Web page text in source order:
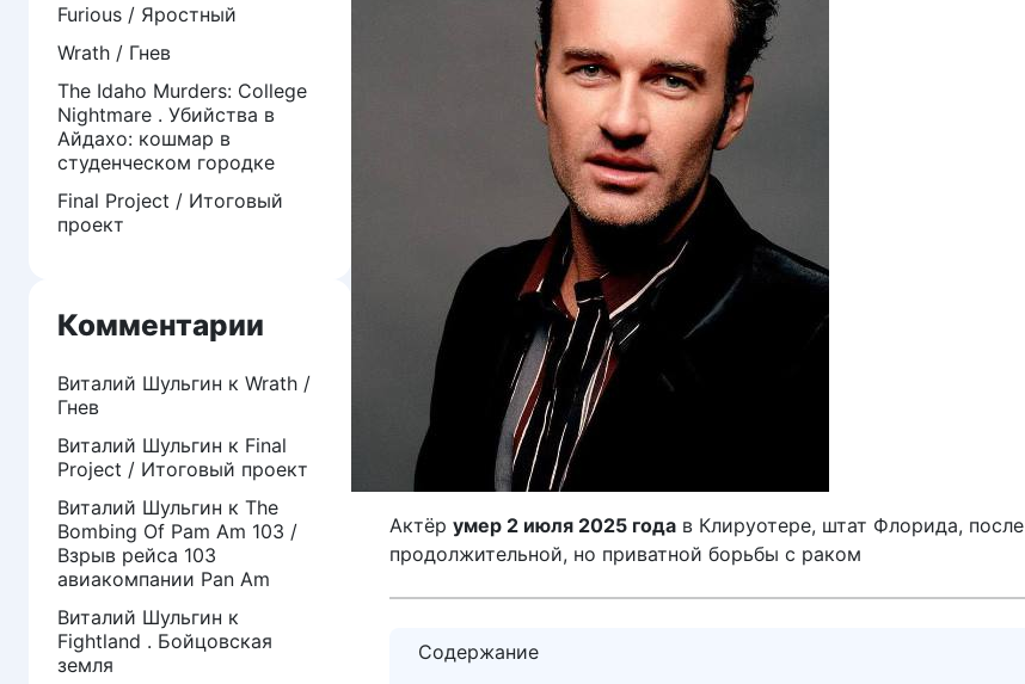
Актёр умер 2 июля 2025 года в Клируотере, штат Флорида, после
продолжительной, но приватной борьбы с раком
Содержание
Furious / Яростный
Wrath / Гнев
The Idaho Murders: College
Nightmare . Убийства в
Айдахо: кошмар в
студенческом городке
Final Project / Итоговый
проект
Комментарии
Виталий Шульгин к Wrath /
Гнев
Виталий Шульгин к Final
Project / Итоговый проект
Виталий Шульгин к The
Bombing Of Pam Am 103 /
Взрыв рейса 103
авиакомпании Pan Am
Виталий Шульгин к
Fightland . Бойцовская
земля